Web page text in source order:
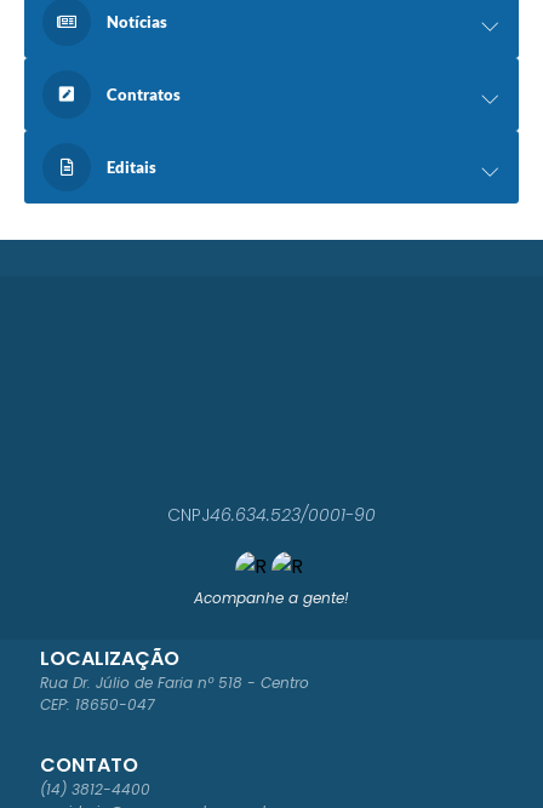
Notícias
Contratos
Editais
Acompanhe a gente!
LOCALIZAÇÃO
Rua Dr. Júlio de Faria nº 518 - Centro
CEP: 18650-047
CONTATO
(14) 3812-4400
CNPJ46.634.523/0001-90